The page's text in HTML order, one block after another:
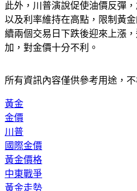
以及利率維持在高點，限制黃
續兩個交易日下跌後迎來上漲
加，對金價十分不利。
金價
川普
國際金價
黃金價格
中東戰爭
黃金走勢
川普演說